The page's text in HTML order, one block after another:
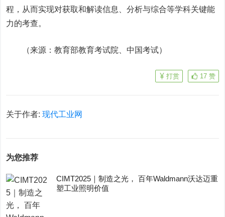
程，从而实现对获取和解读信息、分析与综合等学科关键能
力的考查。
（来源：教育部教育考试院、中国考试）
17 赞
打赏
关于作者:现代工业网
为您推荐
CIMT2025｜制造之光， 百年Waldmann沃达迈重
塑工业照明价值